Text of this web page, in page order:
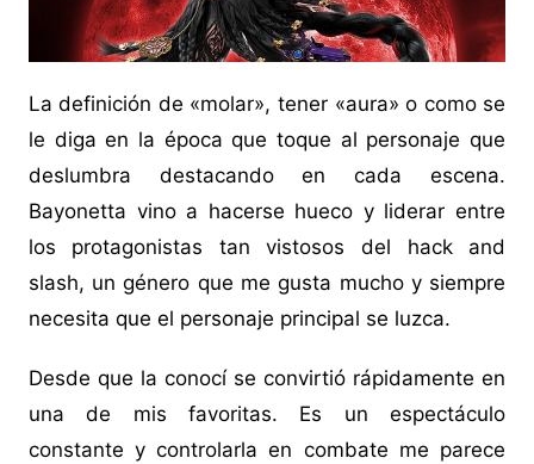
La definición de «molar», tener «aura» o como se
le diga en la época que toque al personaje que
deslumbra destacando en cada escena.
Bayonetta vino a hacerse hueco y liderar entre
los protagonistas tan vistosos del hack and
slash, un género que me gusta mucho y siempre
necesita que el personaje principal se luzca.
Desde que la conocí se convirtió rápidamente en
una de mis favoritas. Es un espectáculo
constante y controlarla en combate me parece